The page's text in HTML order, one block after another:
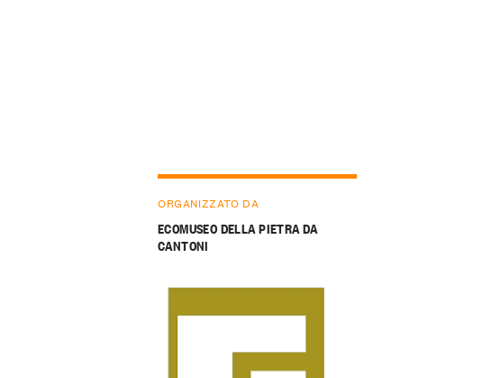
ORGANIZZATO DA
ECOMUSEO DELLA PIETRA DA
CANTONI